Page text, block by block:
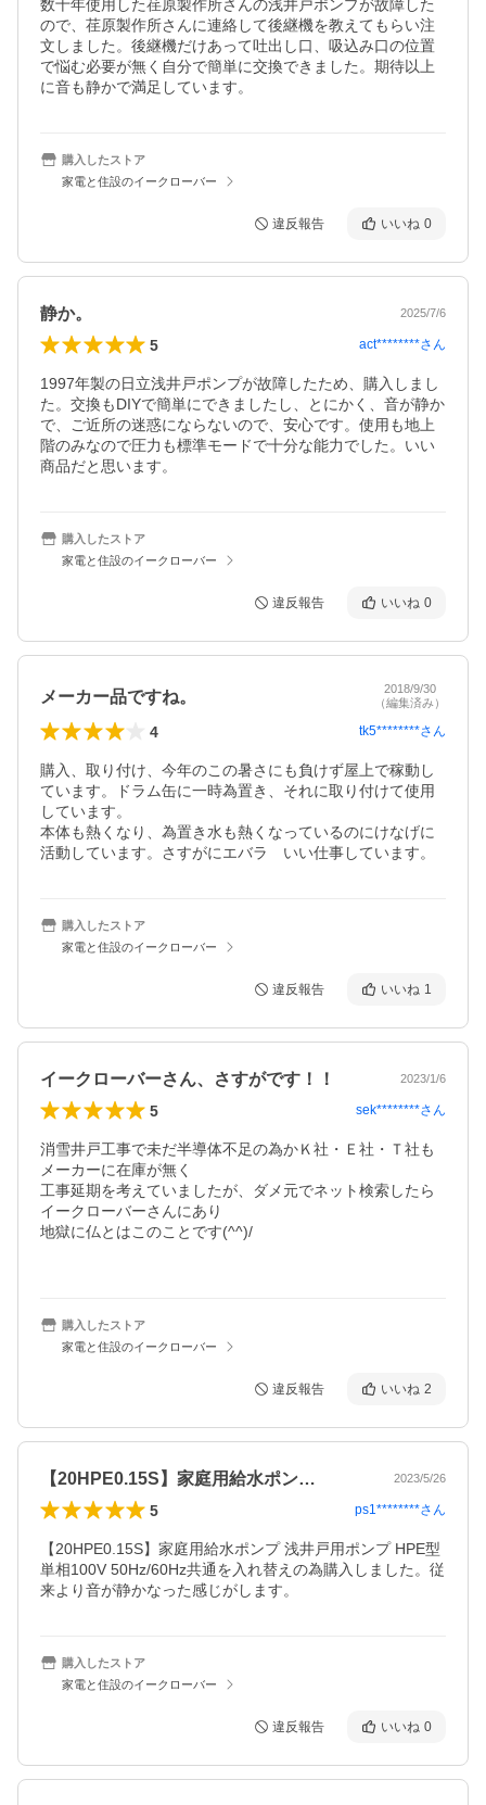
数十年使用した荏原製作所さんの浅井戸ポンプが故障した
ので、荏原製作所さんに連絡して後継機を教えてもらい注
文しました。後継機だけあって吐出し口、吸込み口の位置
で悩む必要が無く自分で簡単に交換できました。期待以上
に音も静かで満足しています。
購入したストア
家電と住設のイークローバー
違反報告 いいね 0
静か。 2025/7/6
5 act********さん
1997年製の日立浅井戸ポンプが故障したため、購入しまし
た。交換もDIYで簡単にできましたし、とにかく、音が静か
で、ご近所の迷惑にならないので、安心です。使用も地上
階のみなので圧力も標準モードで十分な能力でした。いい
商品だと思います。
購入したストア
家電と住設のイークローバー
違反報告 いいね 0
メーカー品ですね。
2018/9/30
（編集済み）
4 tk5********さん
購入、取り付け、今年のこの暑さにも負けず屋上で稼動し
ています。ドラム缶に一時為置き、それに取り付けて使用
しています。
本体も熱くなり、為置き水も熱くなっているのにけなげに
活動しています。さすがにエバラ　いい仕事しています。
購入したストア
家電と住設のイークローバー
違反報告 いいね 1
イークローバーさん、さすがです！！ 2023/1/6
5 sek********さん
消雪井戸工事で未だ半導体不足の為かＫ社・Ｅ社・Ｔ社も
メーカーに在庫が無く
工事延期を考えていましたが、ダメ元でネット検索したら
イークローバーさんにあり
地獄に仏とはこのことです(^^)/
購入したストア
家電と住設のイークローバー
違反報告 いいね 2
【20HPE0.15S】家庭用給水ポン… 2023/5/26
5 ps1********さん
【20HPE0.15S】家庭用給水ポンプ 浅井戸用ポンプ HPE型
単相100V 50Hz/60Hz共通を入れ替えの為購入しました。従
来より音が静かなった感じがします。
購入したストア
家電と住設のイークローバー
違反報告 いいね 0